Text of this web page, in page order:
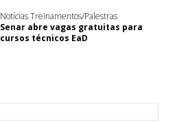
Notícias Treinamentos/Palestras
Senar abre vagas gratuitas para
cursos técnicos EaD